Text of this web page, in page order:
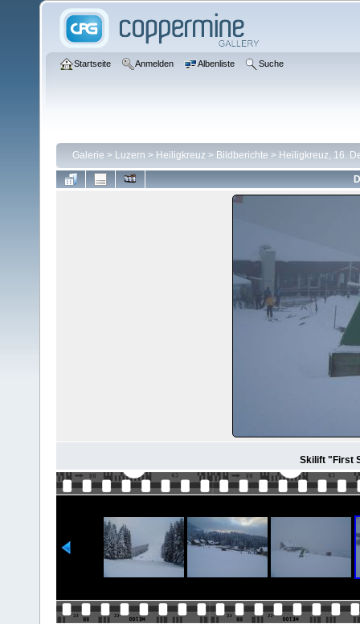
Startseite Anmelden Albenliste Suche
Galerie > Luzern > Heiligkreuz > Bildberichte > Heiligkreuz, 16.
Skilift "First